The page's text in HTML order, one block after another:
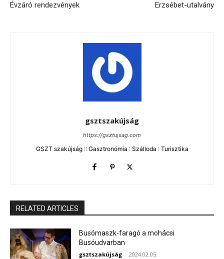
Évzáró rendezvények Erzsébet-utalvány
gsztszakújság
https://gsztujsag.com
GSZT szakújság :: Gasztronómia : Szálloda : Turisztika
RELATED ARTICLES
Busómaszk-faragó a mohácsi
Busóudvarban
gsztszakújság - 2024.02.05.